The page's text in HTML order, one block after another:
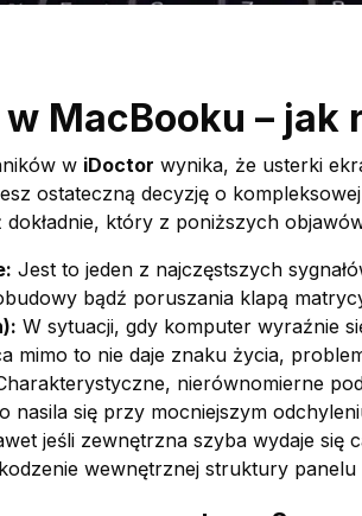
MacBooku – jak
w iDoctor wynika, że usterki
ostateczną decyzję o kompleksowej
który z poniższych
Jest to jeden z najczęstszych
bądź poruszania klapą
W sytuacji, gdy komputer wyraźnie
mimo to nie daje znaku życia,
nierównomierne
nasila się przy mocniejszym
jeśli zewnętrzna szyba wydaje się
wewnętrznej struktury panelu